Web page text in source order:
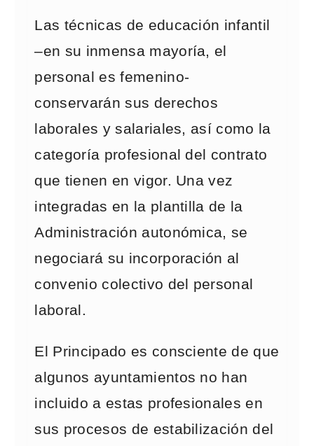
Las técnicas de educación infantil
–en su inmensa mayoría, el
personal es femenino-
conservarán sus derechos
laborales y salariales, así como la
categoría profesional del contrato
que tienen en vigor. Una vez
integradas en la plantilla de la
Administración autonómica, se
negociará su incorporación al
convenio colectivo del personal
laboral.
El Principado es consciente de que
algunos ayuntamientos no han
incluido a estas profesionales en
sus procesos de estabilización del